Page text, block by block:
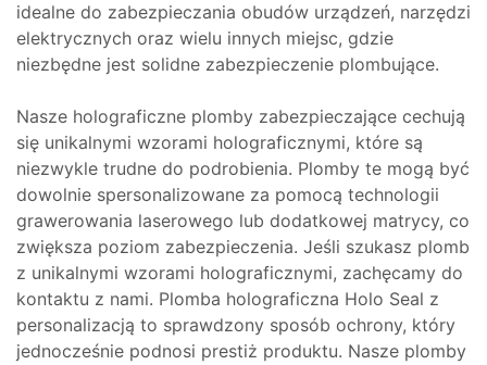
idealne do zabezpieczania obudów urządzeń, narzędzi
elektrycznych oraz wielu innych miejsc, gdzie
niezbędne jest solidne zabezpieczenie plombujące.
Nasze holograficzne plomby zabezpieczające cechują
się unikalnymi wzorami holograficznymi, które są
niezwykle trudne do podrobienia. Plomby te mogą być
dowolnie spersonalizowane za pomocą technologii
grawerowania laserowego lub dodatkowej matrycy, co
zwiększa poziom zabezpieczenia. Jeśli szukasz plomb
z unikalnymi wzorami holograficznymi, zachęcamy do
kontaktu z nami. Plomba holograficzna Holo Seal z
personalizacją to sprawdzony sposób ochrony, który
jednocześnie podnosi prestiż produktu. Nasze plomby